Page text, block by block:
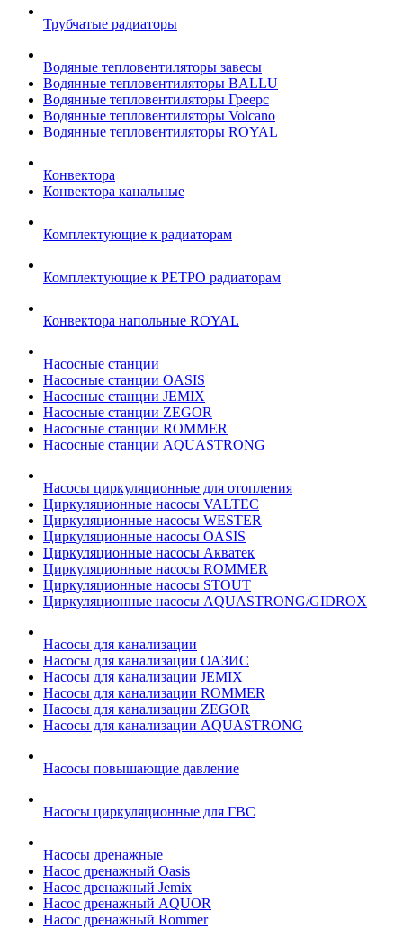
Трубчатые радиаторы
Водяные тепловентиляторы завесы
Водянные тепловентиляторы BALLU
Водянные тепловентиляторы Греерс
Водянные тепловентиляторы Volcano
Водянные тепловентиляторы ROYAL
Конвектора
Конвектора канальные
Комплектующие к радиаторам
Комплектующие к РЕТРО радиаторам
Конвектора напольные ROYAL
Насосные станции
Насосные станции OASIS
Насосные станции JEMIX
Насосные станции ZEGOR
Насосные станции ROMMER
Насосные станции AQUASTRONG
Насосы циркуляционные для отопления
Циркуляционные насосы VALTEC
Циркуляционные насосы WESTER
Циркуляционные насосы OASIS
Циркуляционные насосы Акватек
Циркуляционные насосы ROMMER
Циркуляционные насосы STOUT
Циркуляционные насосы AQUASTRONG/GIDROX
Насосы для канализации
Насосы для канализации ОАЗИС
Насосы для канализации JEMIX
Насосы для канализации ROMMER
Насосы для канализации ZEGOR
Насосы для канализации AQUASTRONG
Насосы повышающие давление
Насосы циркуляционные для ГВС
Насосы дренажные
Насос дренажный Oasis
Насос дренажный Jemix
Насос дренажный AQUOR
Насос дренажный Rommer